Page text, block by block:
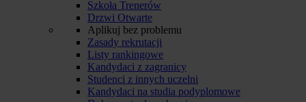
Szkoła Trenerów
Drzwi Otwarte
Aplikuj bez problemu
Zasady rekrutacji
Listy rankingowe
Kandydaci z zagranicy
Studenci z innych uczelni
Kandydaci na studia podyplomowe